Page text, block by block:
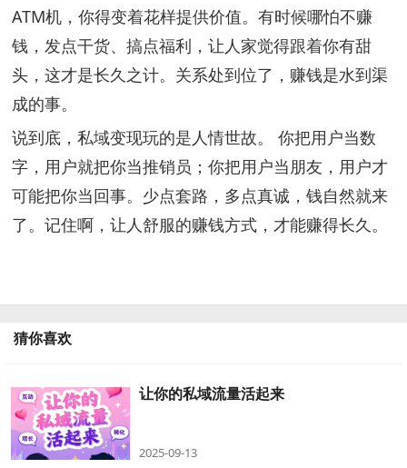
ATM机，你得变着花样提供价值。有时候哪怕不赚
钱，发点干货、搞点福利，让人家觉得跟着你有甜
头，这才是长久之计。关系处到位了，赚钱是水到渠
成的事。
说到底，私域变现玩的是人情世故。 你把用户当数
字，用户就把你当推销员；你把用户当朋友，用户才
可能把你当回事。少点套路，多点真诚，钱自然就来
了。记住啊，让人舒服的赚钱方式，才能赚得长久。
猜你喜欢
让你的私域流量活起来
2025-09-13